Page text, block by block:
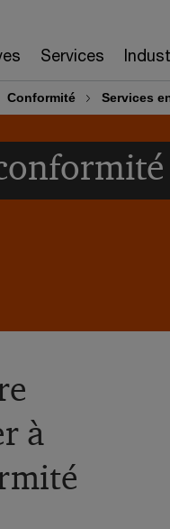
Services
Conformité Services
à